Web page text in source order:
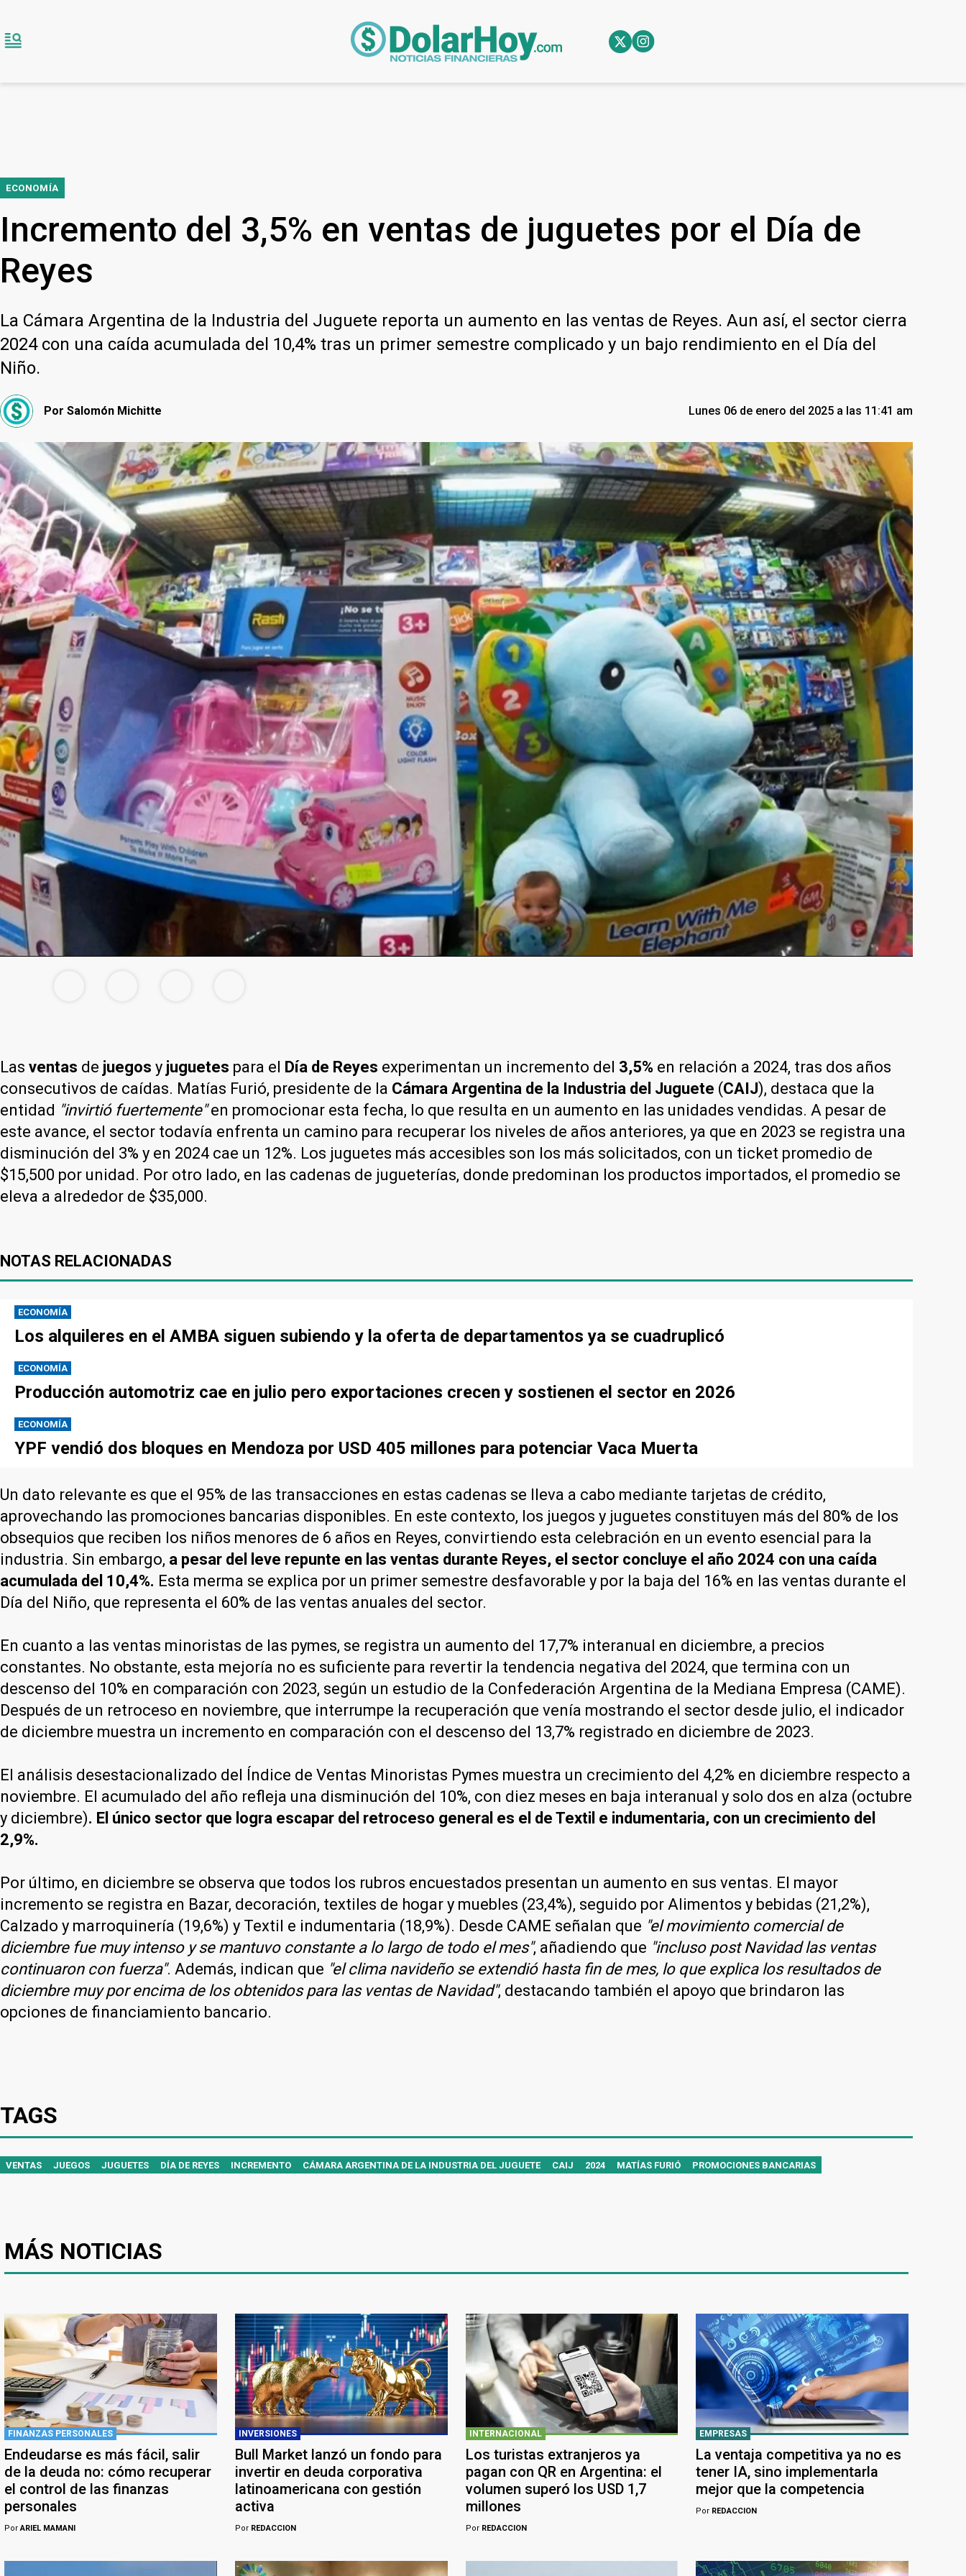
ECONOMÍA
Incremento del 3,5% en ventas de juguetes por el Día de
Reyes
La Cámara Argentina de la Industria del Juguete reporta un aumento en las ventas de Reyes. Aun así, el sector cierra
2024 con una caída acumulada del 10,4% tras un primer semestre complicado y un bajo rendimiento en el Día del
Niño.
Por Salomón Michitte Lunes 06 de enero del 2025 a las 11:41 am
Las ventas de juegos y juguetes para el Día de Reyes experimentan un incremento del 3,5% en relación a 2024, tras dos años
consecutivos de caídas. Matías Furió, presidente de la Cámara Argentina de la Industria del Juguete (CAIJ), destaca que la
entidad "invirtió fuertemente"en promocionar esta fecha, lo que resulta en un aumento en las unidades vendidas. A pesar de
este avance, el sector todavía enfrenta un camino para recuperar los niveles de años anteriores, ya que en 2023 se registra una
disminución del 3% y en 2024 cae un 12%. Los juguetes más accesibles son los más solicitados, con un ticket promedio de
$15,500 por unidad. Por otro lado, en las cadenas de jugueterías, donde predominan los productos importados, el promedio se
eleva a alrededor de $35,000.
NOTAS RELACIONADAS
ECONOMÍA
Los alquileres en el AMBA siguen subiendo y la oferta de departamentos ya se cuadruplicó
ECONOMÍA
Producción automotriz cae en julio pero exportaciones crecen y sostienen el sector en 2026
ECONOMÍA
YPF vendió dos bloques en Mendoza por USD 405 millones para potenciar Vaca Muerta
Un dato relevante es que el 95% de las transacciones en estas cadenas se lleva a cabo mediante tarjetas de crédito,
aprovechando las promociones bancarias disponibles. En este contexto, los juegos y juguetes constituyen más del 80% de los
obsequios que reciben los niños menores de 6 años en Reyes, convirtiendo esta celebración en un evento esencial para la
industria. Sin embargo, a pesar del leve repunte en las ventas durante Reyes, el sector concluye el año 2024 con una caída
acumulada del 10,4%. Esta merma se explica por un primer semestre desfavorable y por la baja del 16% en las ventas durante el
Día del Niño, que representa el 60% de las ventas anuales del sector.
En cuanto a las ventas minoristas de las pymes, se registra un aumento del 17,7% interanual en diciembre, a precios
constantes. No obstante, esta mejoría no es suficiente para revertir la tendencia negativa del 2024, que termina con un
descenso del 10% en comparación con 2023, según un estudio de la Confederación Argentina de la Mediana Empresa (CAME).
Después de un retroceso en noviembre, que interrumpe la recuperación que venía mostrando el sector desde julio, el indicador
de diciembre muestra un incremento en comparación con el descenso del 13,7% registrado en diciembre de 2023.
El análisis desestacionalizado del Índice de Ventas Minoristas Pymes muestra un crecimiento del 4,2% en diciembre respecto a
noviembre. El acumulado del año refleja una disminución del 10%, con diez meses en baja interanual y solo dos en alza (octubre
y diciembre). El único sector que logra escapar del retroceso general es el de Textil e indumentaria, con un crecimiento del
2,9%.
Por último, en diciembre se observa que todos los rubros encuestados presentan un aumento en sus ventas. El mayor
incremento se registra en Bazar, decoración, textiles de hogar y muebles (23,4%), seguido por Alimentos y bebidas (21,2%),
Calzado y marroquinería (19,6%) y Textil e indumentaria (18,9%). Desde CAME señalan que "el movimiento comercial de
diciembre fue muy intenso y se mantuvo constante a lo largo de todo el mes", añadiendo que "incluso post Navidad las ventas
continuaron con fuerza". Además, indican que "el clima navideño se extendió hasta fin de mes, lo que explica los resultados de
diciembre muy por encima de los obtenidos para las ventas de Navidad", destacando también el apoyo que brindaron las
opciones de financiamiento bancario.
TAGS
VENTAS JUEGOS JUGUETES DÍA DE REYES INCREMENTO CÁMARA ARGENTINA DE LA INDUSTRIA DEL JUGUETE CAIJ 2024 MATÍAS FURIÓ PROMOCIONES BANCARIAS
MÁS NOTICIAS
FINANZAS PERSONALES
Endeudarse es más fácil, salir
de la deuda no: cómo recuperar
el control de las finanzas
personales
PorARIEL MAMANI
INVERSIONES
Bull Market lanzó un fondo para
invertir en deuda corporativa
latinoamericana con gestión
activa
PorREDACCION
INTERNACIONAL
Los turistas extranjeros ya
pagan con QR en Argentina: el
volumen superó los USD 1,7
millones
PorREDACCION
EMPRESAS
La ventaja competitiva ya no es
tener IA, sino implementarla
mejor que la competencia
Por REDACCION